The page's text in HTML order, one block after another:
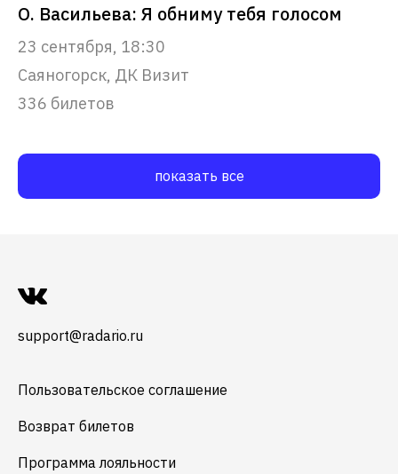
О. Васильева: Я обниму тебя голосом
23 сентября, 18:30
Саяногорск, ДК Визит
336 билетов
показать все
support@radario.ru
Пользовательское соглашение
Возврат билетов
Программа лояльности